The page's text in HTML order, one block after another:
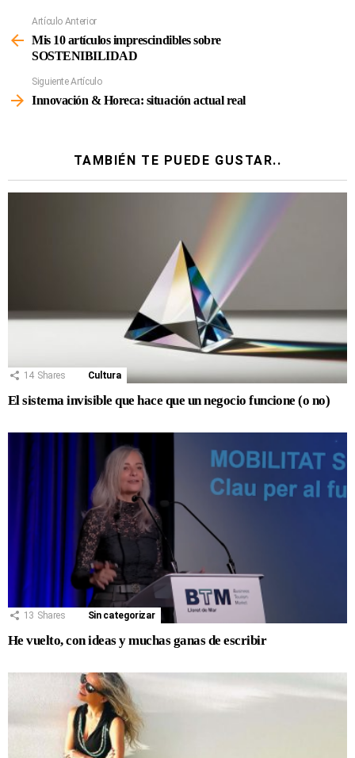
Más
Artículo Anterior
Mis 10 artículos imprescindibles sobre
SOSTENIBILIDAD
Siguiente Artículo
Innovación & Horeca: situación actual real
TAMBIÉN TE PUEDE GUSTAR..
14 Shares Cultura
El sistema invisible que hace que un negocio funcione (o no)
13 Shares Sin categorizar
He vuelto, con ideas y muchas ganas de escribir